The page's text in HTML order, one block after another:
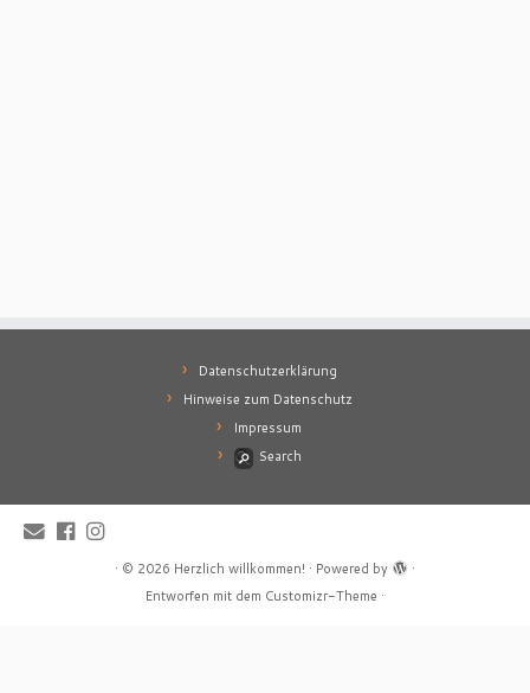
Datenschutzerklärung
Hinweise zum Datenschutz
Impressum
Search
· © 2026 Herzlich willkommen! · Powered by
·
Entworfen mit dem Customizr-Theme ·